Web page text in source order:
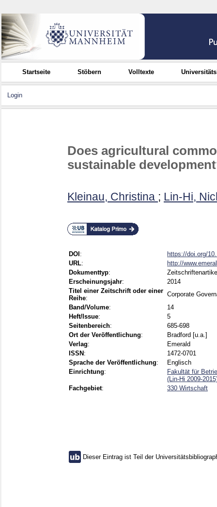
Startseite Stöbern Volltexte
Login
Does agricultural
sustainable
Kleinau, Christina ; Lin-Hi,
DOI :
https://doi.org/
URL:
http://
Dokumenttyp:
Erscheinungsjahr:
2014
Titel einer Zeitschrift oder einer
Reihe:
Corporate
Band/Volume:
14
Heft/Issue:
5
Seitenbereich:
685-698
Ort der Veröffentlichung:
Bradford [u.a.]
Verlag:
Emerald
ISSN :
1472-0701
Sprache der Veröffentlichung:
Englisch
Einrichtung:
Fakultät für
(Lin-Hi 2009-
Fachgebiet: 330 Wirtschaft
Dieser Eintrag ist Teil der